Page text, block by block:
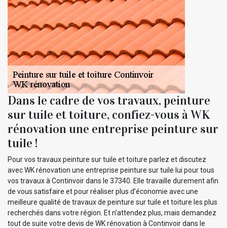
Dans le cadre de vos travaux, peinture
sur tuile et toiture, confiez-vous à WK
rénovation une entreprise peinture sur
tuile !
Pour vos travaux peinture sur tuile et toiture parlez et discutez
avec WK rénovation une entreprise peinture sur tuile lui pour tous
vos travaux à Continvoir dans le 37340. Elle travaille durement afin
de vous satisfaire et pour réaliser plus d’économie avec une
meilleure qualité de travaux de peinture sur tuile et toiture les plus
recherchés dans votre région. Et n’attendez plus, mais demandez
tout de suite votre devis de WK rénovation à Continvoir dans le